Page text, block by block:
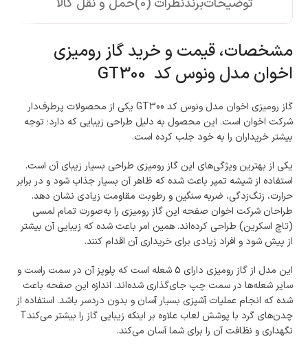
توضیحاتبرندنظرات (0) حمل و نقل کالا
مشخصات، قیمت و خرید گاز رومیزی
اخوان مدل ونوس کد GT300
گاز رومیزی اخوان مدل ونوس کد GT300 یکی از محصولات پرطرف‌دار
شرکت اخوان است. این محصول به دلیل طراحی زیبایی که دارد؛ توجه
بیشتر خریداران را به خود جلب کرده است.
یکی از بهترین ویژگی‌های این گاز رومیزی طراحی بسیار زیبای آن است.
استفاده از شیشه تمپر باعث شده که ظاهر آن بسیار جذاب شود و در برابر
حرارت، زنگ‌زدگی، ضربه سنگین و رطوبت مقاومت زیادی نشان دهد.
طراحان شرکت اخوان صفحه این گاز رومیزی را به‌صورت تمام لمسی
(تاچ اسکرین) طراحی کرده‌اند. همین امر باعث شده که زیبایی آن بیشتر
از پیش شود و افراد زیادی برای خریداری آن اقدام کنند.
این مدل از گاز رومیزی دارای 5 شعله است که پلوپز آن در سمت راست و
سایر شعله‌ها در سمت چپ جای‌گذاری شده‌اند. اندازه این صفحه باعث
شده که انجام عملیات آشپزی بسیار آسان و بدون دردسر باشد. استفاده از
چدن‌های گرد با پوشش لعاب علاوه بر اینکه زیبایی گاز را بیشتر می‌کندT
نگهداری و نظافت آن را برای شما آسان می‌کند.